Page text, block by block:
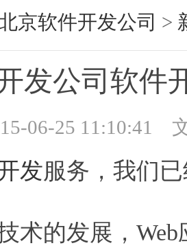
京软件开发公司 >
发公司软件
06-25 11:10:41
发服务，我们
术的发展，